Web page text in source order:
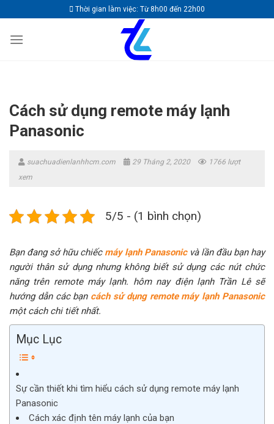
to
content
Thời gian làm việc: Từ 8h00 đến 22h00
Cách sử dụng remote máy lạnh
Panasonic
suachuadienlanhhcm.com 29 Tháng 2, 2020
1766 lượt
xem
5/5 - (1 bình chọn)
Bạn đang sở hữu chiếc máy lạnh Panasonicvà lần đầu bạn hay
người thân sử dụng nhưng không biết sử dụng các nút chức
năng trên remote máy lạnh. hôm nay điện lạnh Trần Lê sẽ
hướng dẫn các bạn cách sử dụng remote máy lạnh Panasonic
một cách chi tiết nhất.
Mục Lục
Sự cần thiết khi tìm hiểu cách sử dụng remote máy lạnh
Panasonic
Cách xác định tên máy lạnh của bạn